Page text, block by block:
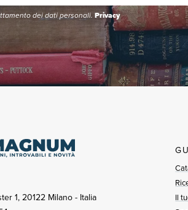
dei dati personali.Privacy
1, 20122 Milano - Italia
Il